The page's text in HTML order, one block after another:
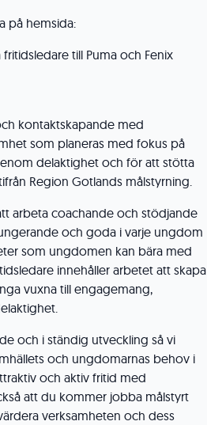
på hemsida:
till Puma och Fenix
kontaktskapande med
som planeras med fokus på
delaktighet och för att stötta
Region Gotlands målstyrning.
arbeta coachande och stödjande
och goda i varje ungdom
som ungdomen kan bära med
innehåller arbetet att skapa
vuxna till engagemang,
och i ständig utveckling så vi
och ungdomarnas behov i
och aktiv fritid med
att du kommer jobba målstyrt
verksamheten och dess